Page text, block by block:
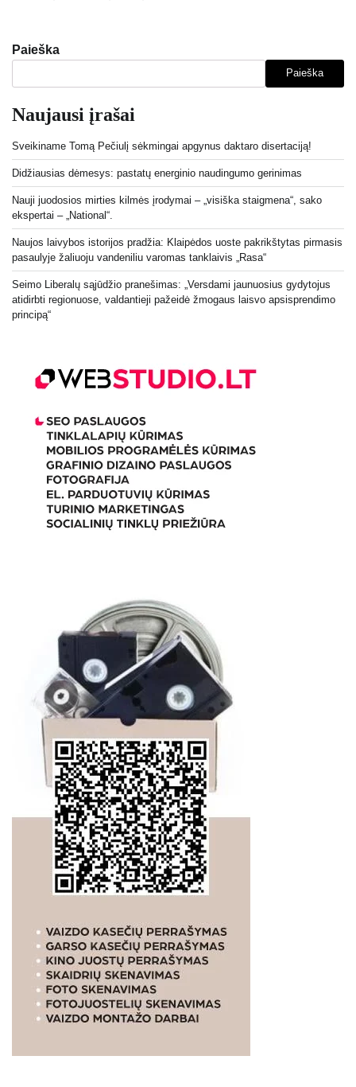
Paieška
Paieška
Naujausi įrašai
Sveikiname Tomą Pečiulį sėkmingai apgynus daktaro disertaciją!
Didžiausias dėmesys: pastatų energinio naudingumo gerinimas
Nauji juodosios mirties kilmės įrodymai – „visiška staigmena“, sako
ekspertai – „National“.
Naujos laivybos istorijos pradžia: Klaipėdos uoste pakrikštytas pirmasis
pasaulyje žaliuoju vandeniliu varomas tanklaivis „Rasa“
Seimo Liberalų sąjūdžio pranešimas: „Versdami jaunuosius gydytojus
atidirbti regionuose, valdantieji pažeidė žmogaus laisvo apsisprendimo
principą“